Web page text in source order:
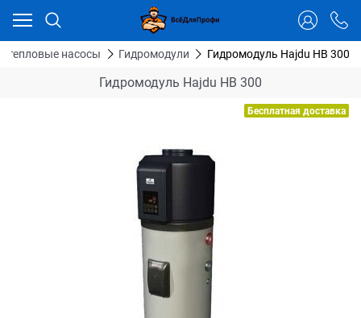
тепловые насосы Гидромодули Гидромодуль Hajdu HB 300
Гидромодуль Hajdu HB 300
Бесплатная доставка
Ваш город - Тюмень,
угадали?
ДА НЕТ